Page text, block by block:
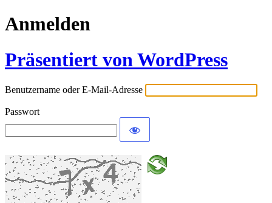
Anmelden
Präsentiert von WordPress
Benutzername oder E-Mail-Adresse
Passwort